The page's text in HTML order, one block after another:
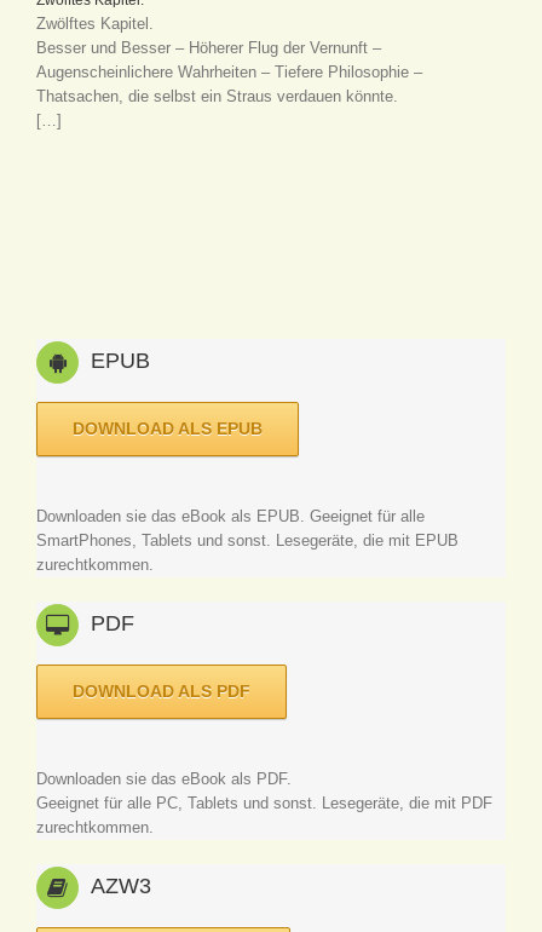
Zwölftes Kapitel.
Besser und Besser – Höherer Flug der Vernunft –
Augenscheinlichere Wahrheiten – Tiefere Philosophie –
Thatsachen, die selbst ein Straus verdauen könnte.
[…]
EPUB
DOWNLOAD ALS EPUB
Downloaden sie das eBook als EPUB. Geeignet für alle
SmartPhones, Tablets und sonst. Lesegeräte, die mit EPUB
zurechtkommen.
PDF
DOWNLOAD ALS PDF
Downloaden sie das eBook als PDF.
Geeignet für alle PC, Tablets und sonst. Lesegeräte, die mit PDF
zurechtkommen.
AZW3